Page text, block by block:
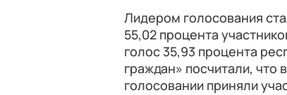
Лидером голосования
55,02 процента
голос 35,93 процента
граждан» посчитали,
голосовании приняли